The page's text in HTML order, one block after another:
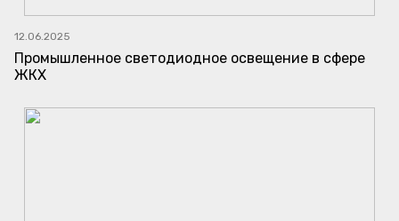
12.06.2025
Промышленное светодиодное освещение в сфере
ЖКХ